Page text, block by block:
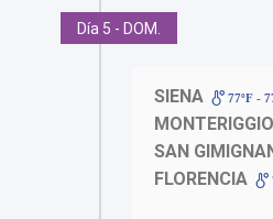
Día 5 - DOM.
SIENA 77ºF -
SAN
FLORENCIA